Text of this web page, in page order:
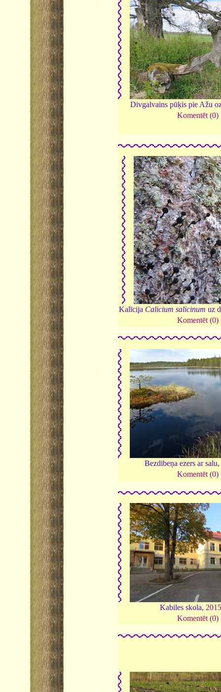
Divgalvains pūķis pie Ažu
Komentēt (0)
Kalīcija Calicium salicinum uz
Komentēt (0)
Bezdibeņa ezers ar salu,
Komentēt (0)
Kabiles skola,
Komentēt (0)